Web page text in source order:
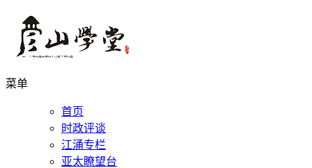
菜单
首页
时政评谈
江涌专栏
亚太瞭望台